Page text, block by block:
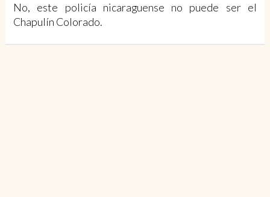
No, este policía nicaraguense no puede ser el
Chapulín Colorado.